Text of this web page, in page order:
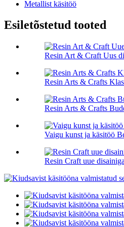
Metallist käsitöö
Esiletõstetud tooted
Resin Art & Craft Uus
Resin Arts & Crafts
Resin Arts & Crafts
Vaigu kunst ja käsitöö
Resin Craft uue